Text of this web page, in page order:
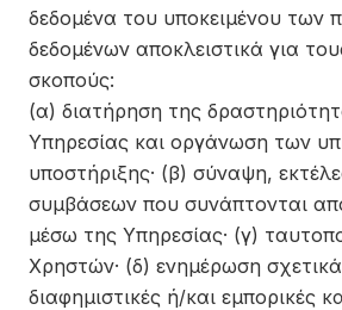
δεδομένα του υποκειμένου των
δεδομένων αποκλειστικά για
σκοπούς:
(α) διατήρηση της
Υπηρεσίας και οργάνωση των
υποστήριξης· (β) σύναψη,
συμβάσεων που συνάπτονται
μέσω της Υπηρεσίας· (γ)
Χρηστών· (δ) ενημέρωση σχετικά
διαφημιστικές ή/και εμπορικές